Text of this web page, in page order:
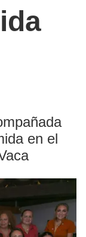
en el